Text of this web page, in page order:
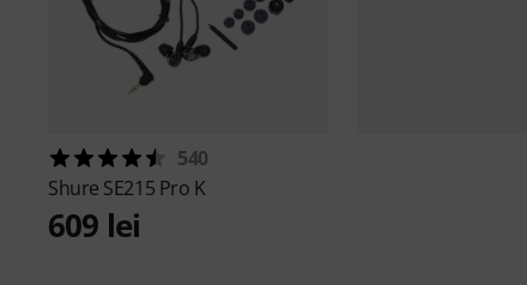
540
Shure SE215 Pro K
609 lei